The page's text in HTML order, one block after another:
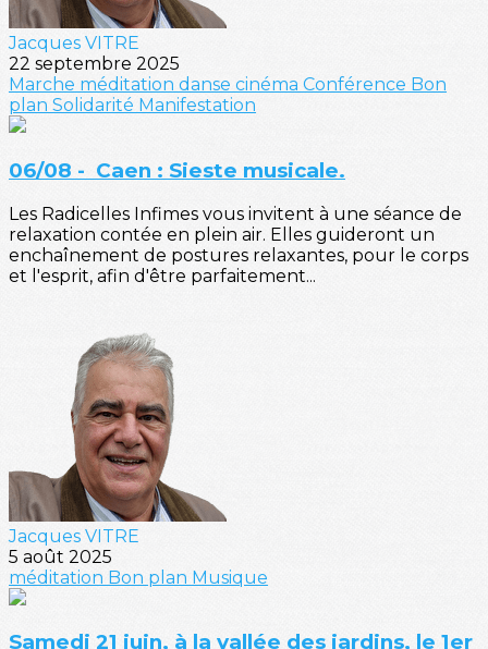
Jacques VITRE
22 septembre 2025
Marche méditation danse cinéma Conférence Bon
plan Solidarité Manifestation
06/08 - Caen : Sieste musicale.
Les Radicelles Infimes vous invitent à une séance de
relaxation contée en plein air. Elles guideront un
enchaînement de postures relaxantes, pour le corps
et l'esprit, afin d'être parfaitement...
Jacques VITRE
5 août 2025
méditation Bon plan Musique
Samedi 21 juin, à la vallée des jardins, le 1er